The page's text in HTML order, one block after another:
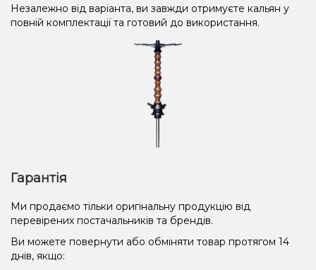
Незалежно від варіанта, ви завжди отримуєте кальян у
повній комплектації та готовий до використання.
Гарантія
Ми продаємо тільки оригінальну продукцію від
перевірених постачальників та брендів.
Ви можете повернути або обміняти товар протягом 14
днів, якщо: